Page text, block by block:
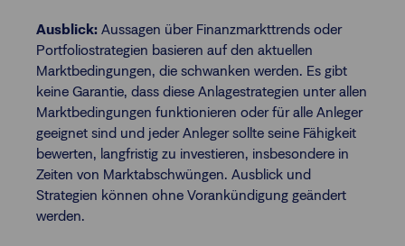
Ausblick: Aussagen über Finanzmarkttrends oder
Portfoliostrategien basieren auf den aktuellen
Marktbedingungen, die schwanken werden. Es gibt
keine Garantie, dass diese Anlagestrategien unter allen
Marktbedingungen funktionieren oder für alle Anleger
geeignet sind und jeder Anleger sollte seine Fähigkeit
bewerten, langfristig zu investieren, insbesondere in
Zeiten von Marktabschwüngen. Ausblick und
Strategien können ohne Vorankündigung geändert
werden.